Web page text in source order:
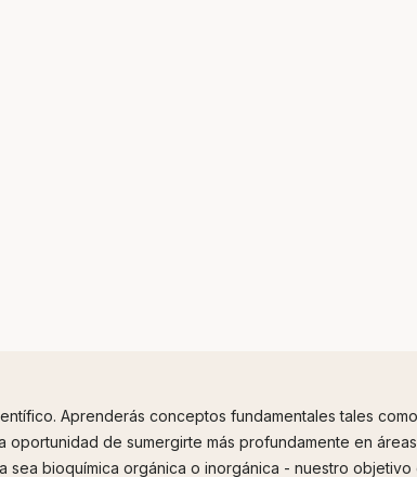
Aprenderás conceptos fundamentales tales
de sumergirte más profundamente en
bioquímica orgánica o inorgánica - nuestro